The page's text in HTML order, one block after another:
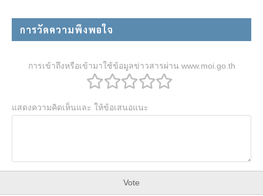
การวัดความพึงพอใจ
การเข้าถึงหรือเข้ามาใช้ข้อมูลข่าวสารผ่าน www.moi.go.th
แสดงความคิดเห็นและ ให้ข้อเสนอแนะ
Vote